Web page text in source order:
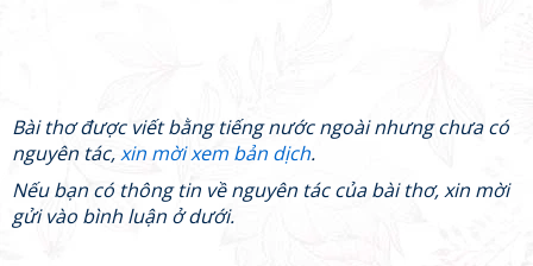
Bài thơ được viết bằng tiếng nước ngoài nhưng chưa có
nguyên tác,xin mời xem bản dịch.
Nếu bạn có thông tin về nguyên tác của bài thơ, xin mời
gửi vào bình luận ở dưới.